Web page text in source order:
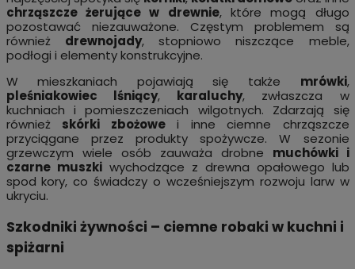
chrząszcze żerujące w drewnie, które mogą długo
pozostawać niezauważone. Częstym problemem są
również drewnojady, stopniowo niszczące meble,
podłogi i elementy konstrukcyjne.
W mieszkaniach pojawiają się także mrówki,
pleśniakowiec lśniący, karaluchy, zwłaszcza w
kuchniach i pomieszczeniach wilgotnych. Zdarzają się
również skórki zbożowei inne ciemne chrząszcze
przyciągane przez produkty spożywcze. W sezonie
grzewczym wiele osób zauważa drobne muchówki i
czarne muszkiwychodzące z drewna opałowego lub
spod kory, co świadczy o wcześniejszym rozwoju larw w
ukryciu.
Szkodniki żywności – ciemne robaki w kuchni i
spiżarni